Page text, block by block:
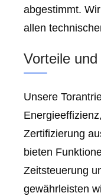
abgestimmt.
allen
Vorteile
Unsere
Zertifizierung
bieten
Zeitsteuerung
gewährleisten